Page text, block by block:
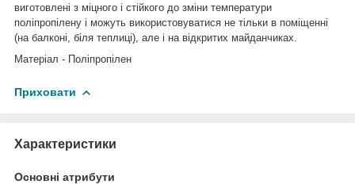
виготовлені з міцного і стійкого до зміни температури
поліпропілену і можуть використовуватися не тільки в поміщенні
(на балконі, біля теплиці), але і на відкритих майданчиках.
Матеріал - Поліпропілен
Приховати
Характеристики
Основні атрибути